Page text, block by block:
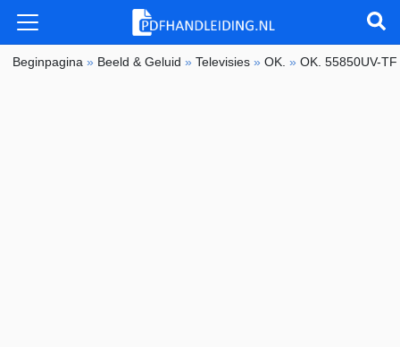
Beginpagina » Beeld & Geluid »Televisies »OK. »OK. 55850UV-